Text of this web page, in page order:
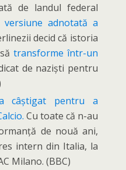
de landul federal
versiune adnotată a
decid că istoria
transforme într-un
de naziști pentru
câștigat pentru a
Cu toate că n-au
de nouă ani,
intern din Italia, la
Milano. (BBC)